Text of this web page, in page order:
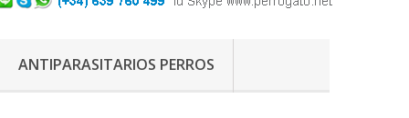
ANTIPARASITARIOS PERROS